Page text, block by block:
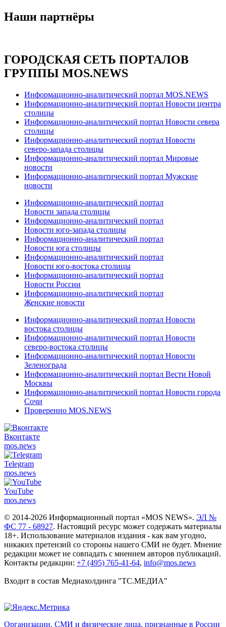
Наши партнёры
ГОРОДСКАЯ СЕТЬ ПОРТАЛОВ
ГРУППЫ MOS.NEWS
Информационно-аналитический портал MOS.NEWS
Информационно-аналитический портал Новости центра
столицы
Информационно-аналитический портал Новости севера
столицы
Информационно-аналитический портал Новости
северо-запада столицы
Информационно-аналитический портал Мировые
новости
Информационно-аналитический портал Мужские
новости
Информационно-аналитический портал
Новости запада столицы
Информационно-аналитический портал
Новости юго-запада столицы
Информационно-аналитический портал
Новости юга столицы
Информационно-аналитический портал
Новости юго-востока столицы
Информационно-аналитический портал
Новости России
Информационно-аналитический портал
Женские новости
Информационно-аналитический портал Новости
востока столицы
Информационно-аналитический портал Новости
северо-востока столицы
Информационно-аналитический портал Новости
Зеленограда
Информационно-аналитический портал Вести Новой
Москвы
Информационно-аналитический портал Новости города
Сочи
Проверенно MOS.NEWS
Вконтакте
mos.news
Telegram
mos.news
YouTube
mos.news
© 2014-2026 Информационный портал «MOS NEWS». ЭЛ №
ФС 77 - 68927. Настоящий ресурс может содержать материалы
18+. Использование материалов издания - как вам угодно,
никаких претензий со стороны нашего СМИ не будет. Мнение
редакции может не совпадать с мнением авторов публикаций.
Контакты редакции: +7 (495) 765-41-64, info@mos.news
Входит в состав Медиахолдинга "ТС.МЕДИА"
Организации, СМИ и физические лица, признанные в России